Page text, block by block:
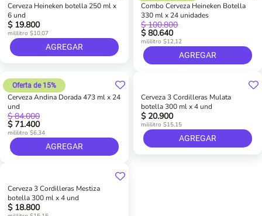
Cerveza Heineken botella 250 ml x
6 und
$ 19.800
mililitro $10,07
AGREGAR
Combo Cerveza Heineken Botella
330 ml x 24 unidades
$ 80.640
$ 100.800
mililitro $12,12
AGREGAR
Cerveza Andina Dorada 473 ml x 24
und
$ 71.400
$ 84.000
Oferta de 15%
mililitro $6,34
AGREGAR
Cerveza 3 Cordilleras Mulata
botella 300 ml x 4 und
$ 20.900
mililitro $15,15
AGREGAR
Cerveza 3 Cordilleras Mestiza
botella 300 ml x 4 und
$ 18.800